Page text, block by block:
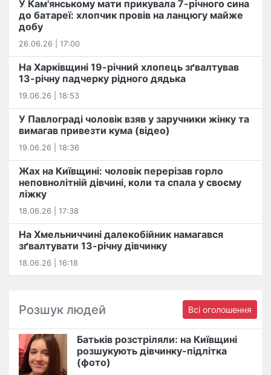
У Кам'янському мати прикувала 7-річного сина
до батареї: хлопчик провів на ланцюгу майже
добу
26.06.26 | 17:00
На Харківщині 19-річний хлопець​ ️зґвалтував
13-річну падчерку рідного дядька
19.06.26 | 18:53
У Павлограді чоловік взяв у заручники жінку та
вимагав привезти кума (відео)
19.06.26 | 18:36
Жах на Київщині: чоловік перерізав горло
неповнолітній дівчині, коли та спала у своєму
ліжку
18.06.26 | 17:38
На Хмельниччині далекобійник намагався
зґвалтувати 13-річну дівчинку
18.06.26 | 16:18
Розшук людей Всі оголошення
Батьків розстріляли: на Київщині
розшукують дівчинку-підлітка
(фото)